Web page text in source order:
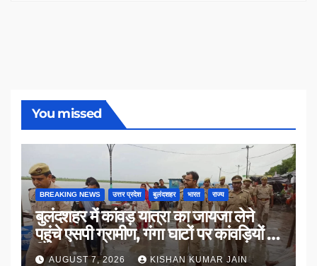
You missed
BREAKING NEWS उत्तर प्रदेश बुलंदशहर भारत राज्य
बुलंदशहर में कांवड़ यात्रा का जायजा लेने
पहुंचे एसपी ग्रामीण, गंगा घाटों पर कांवड़ियों से
किया संवाद
AUGUST 7, 2026 KISHAN KUMAR JAIN